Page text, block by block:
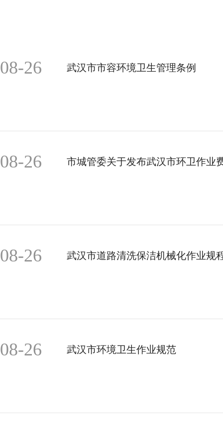
08-26 武汉市市容环境卫生管理条例
08-26 市城管委关于发布武汉市环卫作业
08-26 武汉市道路清洗保洁机械化作业规
08-26 武汉市环境卫生作业规范